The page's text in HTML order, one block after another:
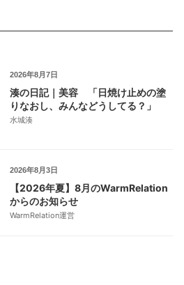
2026年8月7日
湊の日記｜美容 「日焼け止めの塗
りなおし、みんなどうしてる？」
水城湊
2026年8月3日
【2026年夏】8月のWarmRelation
からのお知らせ
WarmRelation運営